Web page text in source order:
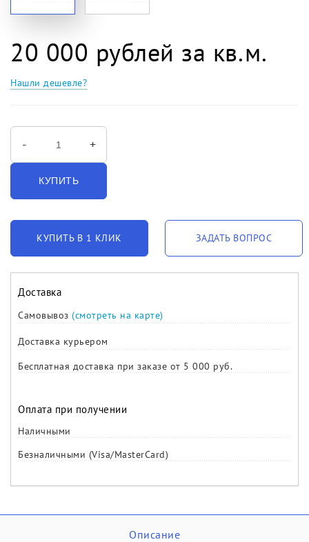
20 000 рублей за кв.м.
Нашли дешевле?
- +
КУПИТЬ
КУПИТЬ В 1 КЛИК ЗАДАТЬ ВОПРОС
Доставка
Самовывоз (смотреть на карте)
Доставка курьером
Бесплатная доставка при заказе от 5 000 руб.
Оплата при получении
Наличными
Безналичными (Visa/MasterCard)
Описание